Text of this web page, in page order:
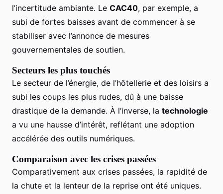
l’incertitude ambiante. Le CAC40, par exemple, a
subi de fortes baisses avant de commencer à se
stabiliser avec l’annonce de mesures
gouvernementales de soutien.
Secteurs les plus touchés
Le secteur de l’énergie, de l’hôtellerie et des loisirs a
subi les coups les plus rudes, dû à une baisse
drastique de la demande. À l’inverse, la technologie
a vu une hausse d’intérêt, reflétant une adoption
accélérée des outils numériques.
Comparaison avec les crises passées
Comparativement aux crises passées, la rapidité de
la chute et la lenteur de la reprise ont été uniques.